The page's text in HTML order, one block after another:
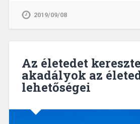
2019/09/08
Az életedet
akadályok az
lehetőségei